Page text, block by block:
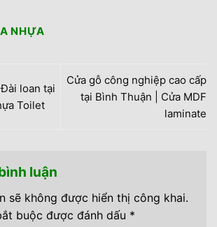
NHỰA
loan tại
Toilet
Cửa gỗ công nghiệp cao cấp
tại Bình Thuận | Cửa MDF
laminate
luận
sẽ không được hiển thị công khai.
buộc được đánh dấu *